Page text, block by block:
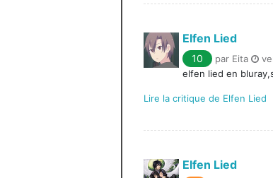
Elfen Lied
10 par Eita
elfen lied en
Lire la critique de Elfen Lied
Elfen Lied